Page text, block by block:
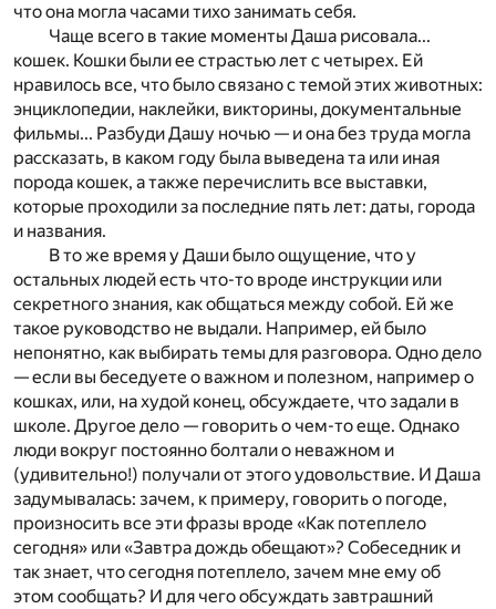
что она могла часами тихо занимать себя.
Чаще всего в такие моменты Даша рисовала...
кошек. Кошки были ее страстью лет с четырех. Ей
нравилось все, что было связано с темой этих животных:
энциклопедии, наклейки, викторины, документальные
фильмы... Разбуди Дашу ночью — и она без труда могла
рассказать, в каком году была выведена та или иная
порода кошек, а также перечислить все выставки,
которые проходили за последние пять лет: даты, города
и названия.
В то же время у Даши было ощущение, что у
остальных людей есть что-то вроде инструкции или
секретного знания, как общаться между собой. Ей же
такое руководство не выдали. Например, ей было
непонятно, как выбирать темы для разговора. Одно дело
— если вы беседуете о важном и полезном, например о
кошках, или, на худой конец, обсуждаете, что задали в
школе. Другое дело — говорить о чем-то еще. Однако
люди вокруг постоянно болтали о неважном и
(удивительно!) получали от этого удовольствие. И Даша
задумывалась: зачем, к примеру, говорить о погоде,
произносить все эти фразы вроде «Как потеплело
сегодня» или «Завтра дождь обещают»? Собеседник и
так знает, что сегодня потеплело, зачем мне ему об
этом сообщать? И для чего обсуждать завтрашний